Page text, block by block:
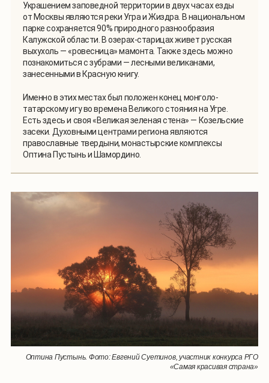
Украшением заповедной территории в двух часах езды
от Москвы являются реки Угра и Жиздра. В национальном
парке сохраняется 90% природного разнообразия
Калужской области. В озерах-старицах живет русская
выхухоль — «ровесница» мамонта. Также здесь можно
познакомиться с зубрами — лесными великанами,
занесенными в Красную книгу.
Именно в этих местах был положен конец монголо-
татарскому игу во времена Великого стояния на Угре.
Есть здесь и своя «Великая зеленая стена» — Козельские
засеки. Духовными центрами региона являются
православные твердыни, монастырские комплексы
Оптина Пустынь и Шамордино.
Оптина Пустынь. Фото: Евгений Суетинов, участник конкурса РГО
«Самая красивая страна»